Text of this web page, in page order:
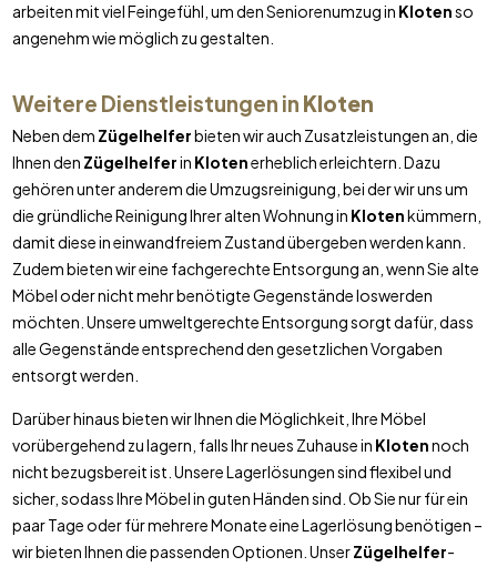
arbeiten mit viel Feingefühl, um den Seniorenumzug in Klotenso
angenehm wie möglich zu gestalten.
Weitere Dienstleistungen in Kloten
Neben dem Zügelhelferbieten wir auch Zusatzleistungen an, die
Ihnen den Zügelhelferin Klotenerheblich erleichtern. Dazu
gehören unter anderem die Umzugsreinigung, bei der wir uns um
die gründliche Reinigung Ihrer alten Wohnung in Klotenkümmern,
damit diese in einwandfreiem Zustand übergeben werden kann.
Zudem bieten wir eine fachgerechte Entsorgung an, wenn Sie alte
Möbel oder nicht mehr benötigte Gegenstände loswerden
möchten. Unsere umweltgerechte Entsorgung sorgt dafür, dass
alle Gegenstände entsprechend den gesetzlichen Vorgaben
entsorgt werden.
Darüber hinaus bieten wir Ihnen die Möglichkeit, Ihre Möbel
vorübergehend zu lagern, falls Ihr neues Zuhause in Klotennoch
nicht bezugsbereit ist. Unsere Lagerlösungen sind flexibel und
sicher, sodass Ihre Möbel in guten Händen sind. Ob Sie nur für ein
paar Tage oder für mehrere Monate eine Lagerlösung benötigen –
wir bieten Ihnen die passenden Optionen. UnserZügelhelfer-